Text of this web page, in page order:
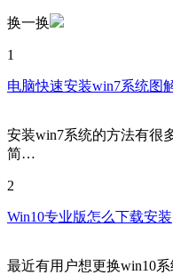
换一换
1
电脑快速安装win7系统图
安装win7系统的方法有很
简…
2
Win10专业版怎么下载安装
最近有用户想更换win10